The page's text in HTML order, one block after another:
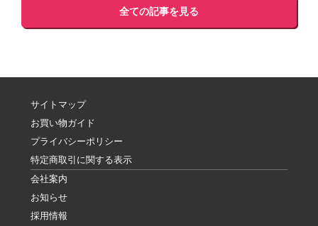
全ての記事を見る
サイトマップ
お買い物ガイド
プライバシーポリシー
特定商取引に関する表示
会社案内
お知らせ
採用情報